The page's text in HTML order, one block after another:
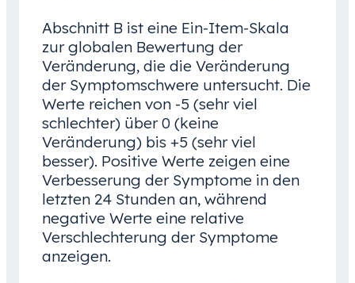
Abschnitt B ist eine Ein-Item-Skala
zur globalen Bewertung der
Veränderung, die die Veränderung
der Symptomschwere untersucht. Die
Werte reichen von -5 (sehr viel
schlechter) über 0 (keine
Veränderung) bis +5 (sehr viel
besser). Positive Werte zeigen eine
Verbesserung der Symptome in den
letzten 24 Stunden an, während
negative Werte eine relative
Verschlechterung der Symptome
anzeigen.